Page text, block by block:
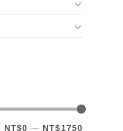
NT$0 — NT$1750